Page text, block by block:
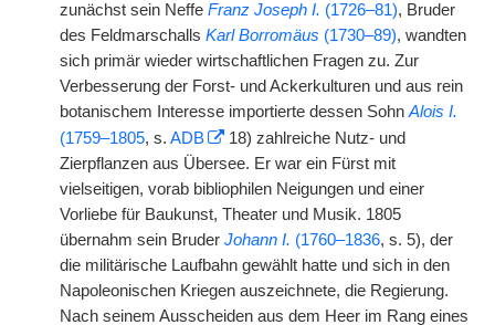
zunächst sein Neffe Franz Joseph I. (1726–81), Bruder
des Feldmarschalls Karl Borromäus (1730–89), wandten
sich primär wieder wirtschaftlichen Fragen zu. Zur
Verbesserung der Forst- und Ackerkulturen und aus rein
botanischem Interesse importierte dessen Sohn Alois I.
(1759–1805, s. ADB
18) zahlreiche Nutz- und
Zierpflanzen aus Übersee. Er war ein Fürst mit
vielseitigen, vorab bibliophilen Neigungen und einer
Vorliebe für Baukunst, Theater und Musik. 1805
übernahm sein Bruder Johann I. (1760–1836, s. 5), der
die militärische Laufbahn gewählt hatte und sich in den
Napoleonischen Kriegen auszeichnete, die Regierung.
Nach seinem Ausscheiden aus dem Heer im Rang eines